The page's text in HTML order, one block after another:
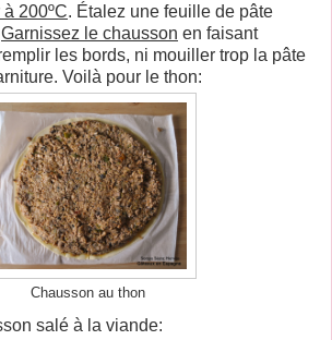
200ºC. Étalez une feuille de pâte
Garnissez le chausson en faisant
les bords, ni mouiller trop la pâte
Voilà pour le thon:
Chausson au thon
salé à la viande: